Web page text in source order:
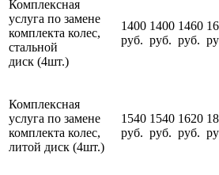
Комплексная
услуга по замене
комплекта колес,
стальной
диск (4шт.)
1400
руб.
1400
руб.
1460
руб.
Комплексная
услуга по замене
комплекта колес,
литой диск (4шт.)
1540
руб.
1540
руб.
1620
руб.